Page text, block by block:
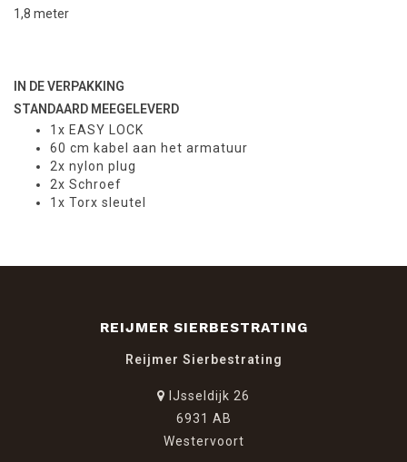
1,8 meter
IN DE VERPAKKING
STANDAARD MEEGELEVERD
1x EASY LOCK
60 cm kabel aan het armatuur
2x nylon plug
2x Schroef
1x Torx sleutel
REIJMER SIERBESTRATING
Reijmer Sierbestrating
IJsseldijk 26
6931 AB
Westervoort